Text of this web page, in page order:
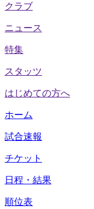
クラブ
ニュース
特集
スタッツ
はじめての方へ
ホーム
試合速報
チケット
日程・結果
順位表